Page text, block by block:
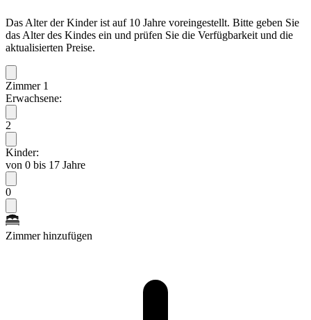
Das Alter der Kinder ist auf 10 Jahre voreingestellt. Bitte geben Sie
das Alter des Kindes ein und prüfen Sie die Verfügbarkeit und die
aktualisierten Preise.
Zimmer 1
Erwachsene:
2
Kinder:
von 0 bis 17 Jahre
0
Zimmer hinzufügen